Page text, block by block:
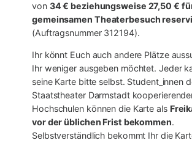
von 34 € beziehungsweise 27,50 €
gemeinsamen Theaterbesuch
(Auftragsnummer 312194).
Ihr könnt Euch auch andere Plätze
Ihr weniger ausgeben möchtet. Jeder
seine Karte bitte selbst. Student_innen
Staatstheater Darmstadt
Hochschulen können die Karte als
vor der üblichen Frist bekommen.
Selbstverständlich bekommt Ihr die